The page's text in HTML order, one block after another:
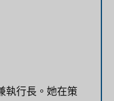
執行長。她在策